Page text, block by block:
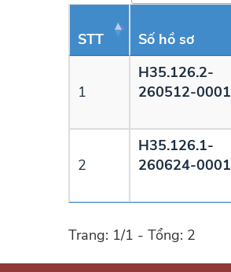
STT Số hồ sơ
1
H35.126.2-
260512-0001
2
H35.126.1-
260624-0001
Trang: 1/1 - Tổng: 2